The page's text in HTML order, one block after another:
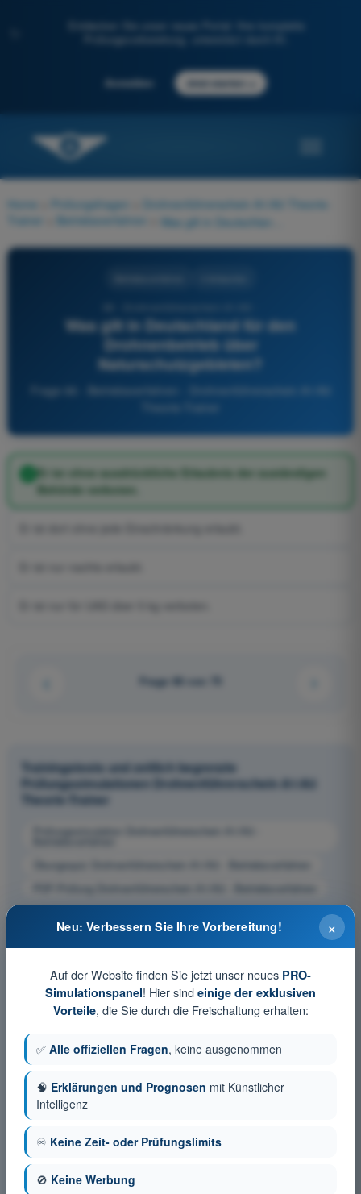
Entdecken Sie unser neues Portal: Ihre komplette
Prüfungsvorbereitung, unterstützt durch KI.
Anmelden Jetzt starten
Home Prüfungsfragen
Drohnenführerschein A1/A3 Theorie-
Trainer
Betriebsverfahren
Was gilt in Deutschland für den
Drohnenbetrieb über
Naturschutzgebieten?
Frage 66 - Betriebsverfahren - Drohnenführerschein A1/A3
Er ist ohne ausdrückliche Erlaubnis der zuständigen
Behörde verboten.
Frage 66 von 75
Trainingstests und zeitlich begrenzte
Prüfungssimulationen Drohnenführerschein A1/A3
Theorie-Trainer
Prüfungssimulation Drohnenführerschein A1/A3 -
Übungsquiz Drohnenführerschein A1/A3 - Betriebsverfahren
PDF-Prüfung Drohnenführerschein A1/A3 - Betriebsverfahren
×
Neu: Verbessern Sie Ihre Vorbereitung!
Auf der Website finden Sie jetzt unser neues PRO-
Simulationspanel! Hier sind einige der exklusiven
Vorteile, die Sie durch die Freischaltung erhalten:
✅ Alle offiziellen Fragen, keine ausgenommen
🧠 Erklärungen und Prognosen mit Künstlicher
Intelligenz
♾️ Keine Zeit- oder Prüfungslimits
🚫 Keine Werbung